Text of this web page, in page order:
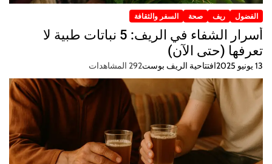
الفضول ريف صحة السفر والثقافة
أسرار الشفاء في الريف: 5 نباتات طبية لا
تعرفها (حتى الآن)
13 يونيو 2025 افتتاحية الريف بوست292 المشاهدات